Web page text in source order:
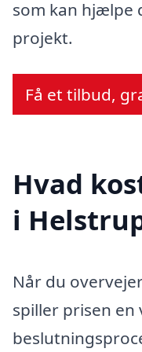
som kan hjælpe
projekt.
Få et tilbud,
Hvad
i
Når du
spiller prisen